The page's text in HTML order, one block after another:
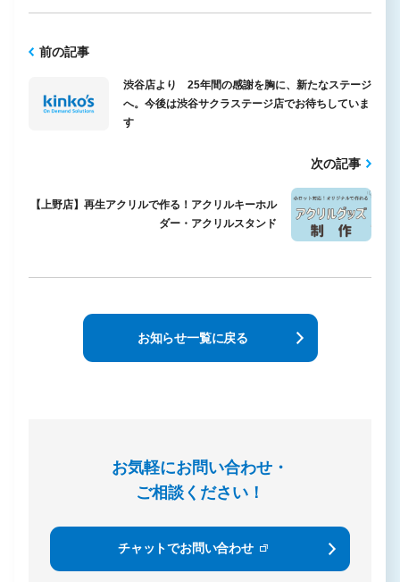
前の記事
渋谷店より 25年間の感謝を胸に、新たなステージ
へ。今後は渋谷サクラステージ店でお待ちしていま
す
次の記事
【上野店】再生アクリルで作る！アクリルキーホル
ダー・アクリルスタンド
お知らせ一覧に戻る
お気軽にお問い合わせ・
ご相談ください！
チャットでお問い合わせ